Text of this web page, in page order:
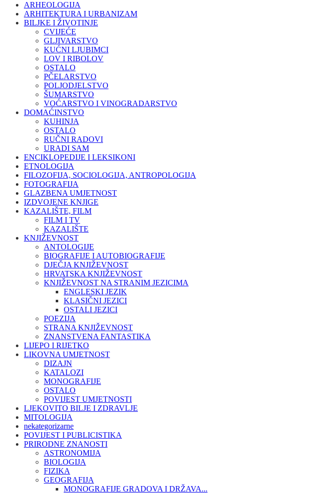
ARHEOLOGIJA
ARHITEKTURA I URBANIZAM
BILJKE I ŽIVOTINJE
CVIJEĆE
GLJIVARSTVO
KUĆNI LJUBIMCI
LOV I RIBOLOV
OSTALO
PČELARSTVO
POLJODJELSTVO
ŠUMARSTVO
VOĆARSTVO I VINOGRADARSTVO
DOMAĆINSTVO
KUHINJA
OSTALO
RUČNI RADOVI
URADI SAM
ENCIKLOPEDIJE I LEKSIKONI
ETNOLOGIJA
FILOZOFIJA, SOCIOLOGIJA, ANTROPOLOGIJA
FOTOGRAFIJA
GLAZBENA UMJETNOST
IZDVOJENE KNJIGE
KAZALIŠTE, FILM
FILM I TV
KAZALIŠTE
KNJIŽEVNOST
ANTOLOGIJE
BIOGRAFIJE I AUTOBIOGRAFIJE
DJEČJA KNJIŽEVNOST
HRVATSKA KNJIŽEVNOST
KNJIŽEVNOST NA STRANIM JEZICIMA
ENGLESKI JEZIK
KLASIČNI JEZICI
OSTALI JEZICI
POEZIJA
STRANA KNJIŽEVNOST
ZNANSTVENA FANTASTIKA
LIJEPO I RIJETKO
LIKOVNA UMJETNOST
DIZAJN
KATALOZI
MONOGRAFIJE
OSTALO
POVIJEST UMJETNOSTI
LJEKOVITO BILJE I ZDRAVLJE
MITOLOGIJA
nekategorizarne
POVIJEST I PUBLICISTIKA
PRIRODNE ZNANOSTI
ASTRONOMIJA
BIOLOGIJA
FIZIKA
GEOGRAFIJA
MONOGRAFIJE GRADOVA I DRŽAVA...